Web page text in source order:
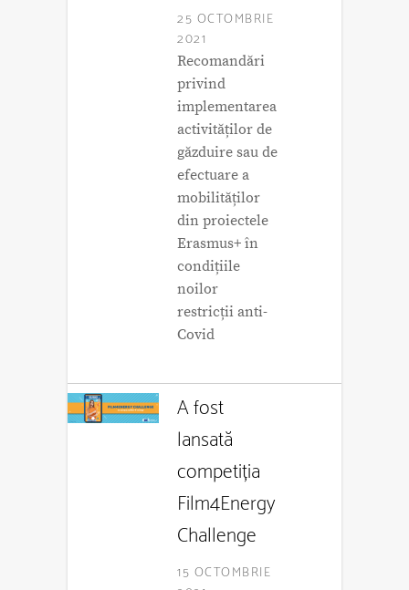
25 OCTOMBRIE
2021
Recomandări
privind
implementarea
activităților de
găzduire sau de
efectuare a
mobilităților
din proiectele
Erasmus+ în
condițiile
noilor
restricții anti-
Covid
A fost
lansată
competiția
Film4Energy
Challenge
15 OCTOMBRIE